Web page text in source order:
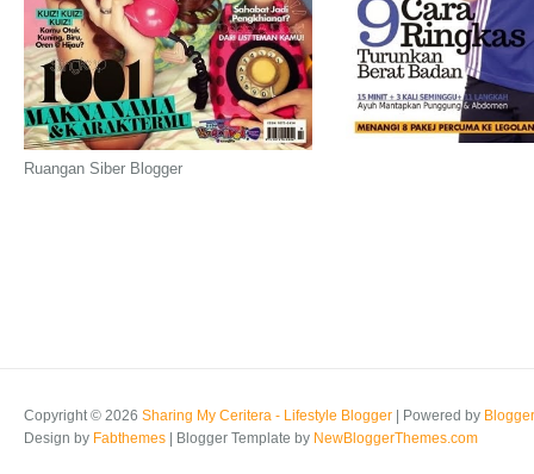
Ruangan Siber Blogger
Copyright © 2026 Sharing My Ceritera - Lifestyle Blogger | Powered by Blogger
Design by Fabthemes | Blogger Template by NewBloggerThemes.com